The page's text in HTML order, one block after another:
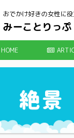
おでかけ好きの女性に
みーことりっぷ
HOME